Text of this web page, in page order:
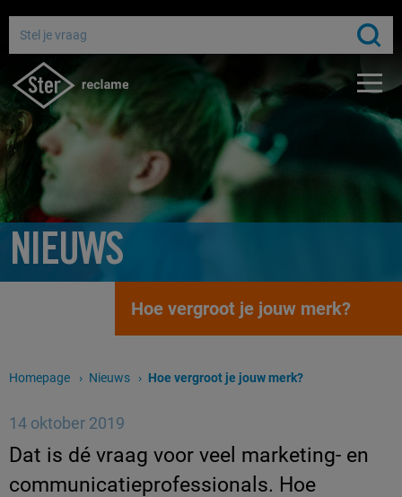
Bereik miljoenen Nederlanders
Adverteren bij de publieke omroep
Gratis media-advies
NIEUWS
Hoe vergroot je jouw merk?
Homepage Nieuws Huidige pagina:
Hoe vergroot je jouw merk?
14 oktober 2019
Dat is dé vraag voor veel marketing- en
communicatieprofessionals. Hoe